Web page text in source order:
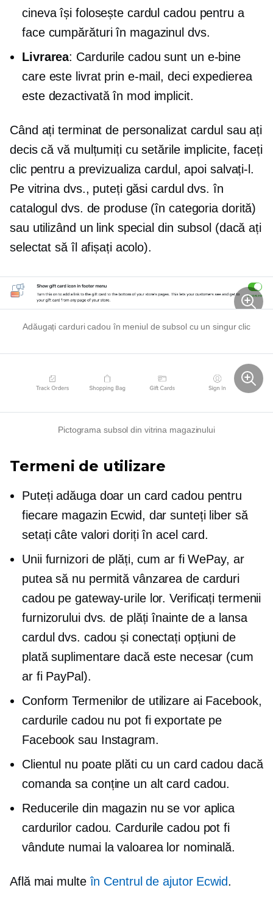
cineva își folosește cardul cadou pentru a
face cumpărături în magazinul dvs.
Livrarea: Cardurile cadou sunt un e-bine
care este livrat prin e-mail, deci expedierea
este dezactivată în mod implicit.
Când ați terminat de personalizat cardul sau ați
decis că vă mulțumiți cu setările implicite, faceți
clic pentru a previzualiza cardul, apoi salvați-l.
Pe vitrina dvs., puteți găsi cardul dvs. în
catalogul dvs. de produse (în categoria dorită)
sau utilizând un link special din subsol (dacă ați
selectat să îl afișați acolo).
Adăugați carduri cadou în meniul de subsol cu ​​un singur clic
Pictograma subsol din vitrina magazinului
Termeni de utilizare
Puteți adăuga doar un card cadou pentru
fiecare magazin Ecwid, dar sunteți liber să
setați câte valori doriți în acel card.
Unii furnizori de plăți, cum ar fi WePay, ar
putea să nu permită vânzarea de carduri
cadou pe gateway-urile lor. Verificați termenii
furnizorului dvs. de plăți înainte de a lansa
cardul dvs. cadou și conectați opțiuni de
plată suplimentare dacă este necesar (cum
ar fi PayPal).
Conform Termenilor de utilizare ai Facebook,
cardurile cadou nu pot fi exportate pe
Facebook sau Instagram.
Clientul nu poate plăti cu un card cadou dacă
comanda sa conține un alt card cadou.
Reducerile din magazin nu se vor aplica
cardurilor cadou. Cardurile cadou pot fi
vândute numai la valoarea lor nominală.
Află mai multeîn Centrul de ajutor Ecwid.